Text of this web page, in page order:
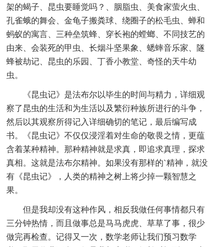
架的蝎子、昆虫要睡觉吗？、胭脂虫、美食家萤火虫、
孔雀蛾的舞会、金龟子搬粪球、绕圈子的松毛虫、蝉和
蚂蚁的寓言、三种垒筑蜂、穿长袍的螳螂、不同技艺的
由来、会装死的甲虫、长烟斗坚果象、蟋蟀音乐家、隧
蜂被劫记、昆虫的乐园、丁香小教堂、奇怪的天牛幼
虫。
《昆虫记》是法布尔以毕生的时间与精力，详细观
察了昆虫的生活和为生活以及繁衍种族所进行的斗争，
然后以其观察所得记入详细确切的笔记，最后编写成
书。《昆虫记》不仅仅浸淫着对生命的敬畏之情，更蕴
含着某种精神。那种精神就是求真，即追求真理，探求
真相。这就是法布尔精神。如果没有那样的`精神，就没
有《昆虫记》，人类的精神之树上将少掉一颗智慧之
果。
但是我却没有这种作风，相反我做任何事情都只有
三分钟热情，而且做事总是马马虎虎、草草了事，很少
做完再检查。记得又一次，数学老师让我们预习数学